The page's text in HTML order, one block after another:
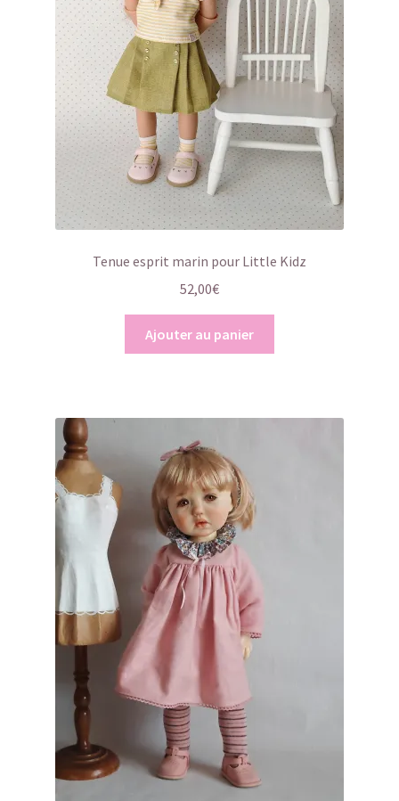
Tenue esprit marin pour Little Kidz
52,00€
Ajouter au panier